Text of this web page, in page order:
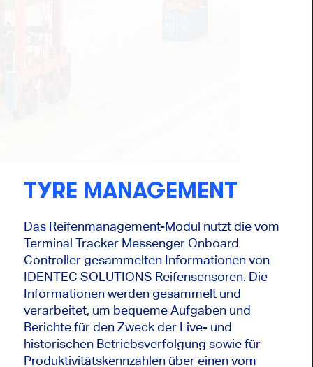
TYRE MANAGEMENT
Das Reifenmanagement-Modul nutzt die vom
Terminal Tracker Messenger Onboard
Controller gesammelten Informationen von
IDENTEC SOLUTIONS Reifensensoren. Die
Informationen werden gesammelt und
verarbeitet, um bequeme Aufgaben und
Berichte für den Zweck der Live- und
historischen Betriebsverfolgung sowie für
Produktivitätskennzahlen über einen vom